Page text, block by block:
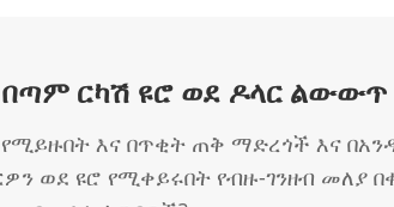
በጣም ርካሽ ዩሮ ወደ ዶላር ልውውጥ
የሚይዙበት እና በጥቂት ጠቅ ማድረጎች እና
ወደ ዩሮ የሚቀይሩበት የብዙ-ገንዘብ መለያ